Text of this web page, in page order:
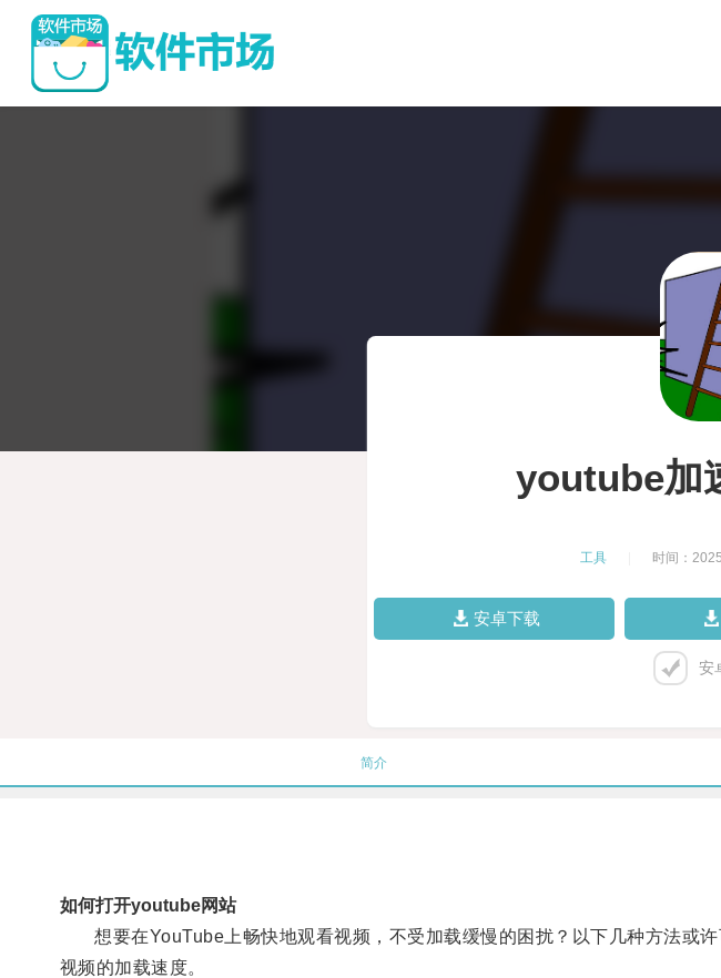
youtube加
工具 时间：
安卓下载
安
简介
如何打开youtube网站
想要在YouTube上畅快地观看视频，不受加载缓慢的困扰？以下几种方法或
视频的加载速度。